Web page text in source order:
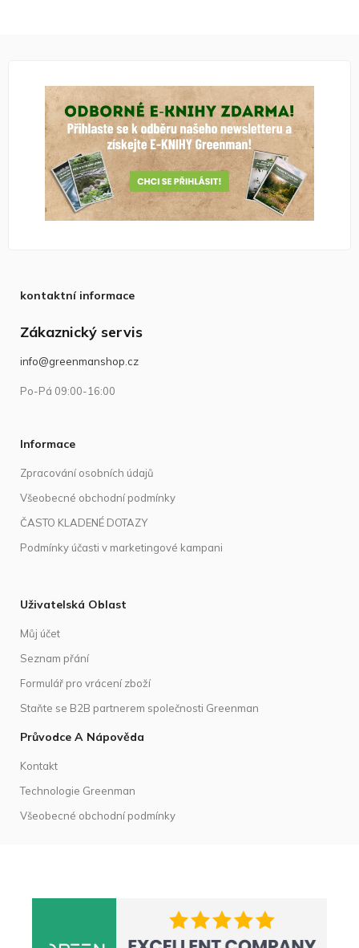
kontaktní informace
Zákaznický servis
info@greenmanshop.cz
Po-Pá 09:00-16:00
Informace
Zpracování osobních údajů
Všeobecné obchodní podmínky
ČASTO KLADENÉ DOTAZY
Podmínky účasti v marketingové kampani
Uživatelská Oblast
Můj účet
Seznam přání
Formulář pro vrácení zboží
Staňte se B2B partnerem společnosti Greenman
Průvodce A Nápověda
Kontakt
Technologie Greenman
Všeobecné obchodní podmínky